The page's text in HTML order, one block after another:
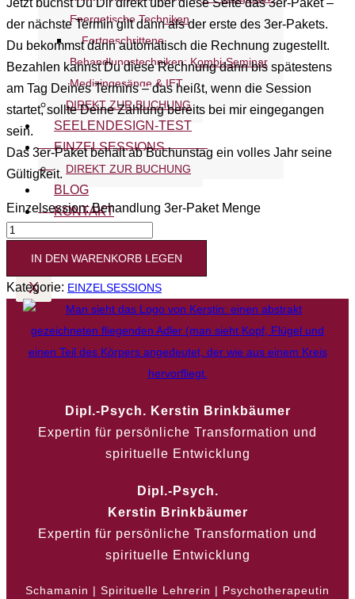
Energetische Techniken
Fortgeschrittene
Behandlungstechniken: Kombi-Seminar
Medizingesänge & IET
DIREKT ZUR BUCHUNG
SEELENDESIGN-TEST
EINZELSESSIONS
DIREKT ZUR BUCHUNG
BLOG
KONTAKT
X
Jetzt buchst Du Dir direkt über diese Seite das 3er-Paket –
der nächste Termin gilt dann als der erste des 3er-Pakets.
Du bekommst dann automatisch die Rechnung zugestellt.
Bezahlen kannst Du diese Rechnung dann bis spätestens
am Tag Deines Termins – das heißt, wenn die Session
startet, sollte Deine Zahlung bereits bei mir eingegangen
sein.
Das 3er-Paket behält ab Buchunstag ein volles Jahr seine
Gültigkeit.
Einzelsession: Behandlung 3er-Paket Menge
IN DEN WARENKORB LEGEN
Kategorie: EINZELSESSIONS
Dipl.-Psych. Kerstin Brinkbäumer
Expertin für persönliche Transformation und
spirituelle Entwicklung
Dipl.-Psych.
Kerstin Brinkbäumer
Expertin für persönliche Transformation und
spirituelle Entwicklung
Schamanin | Spirituelle Lehrerin | Psychotherapeutin